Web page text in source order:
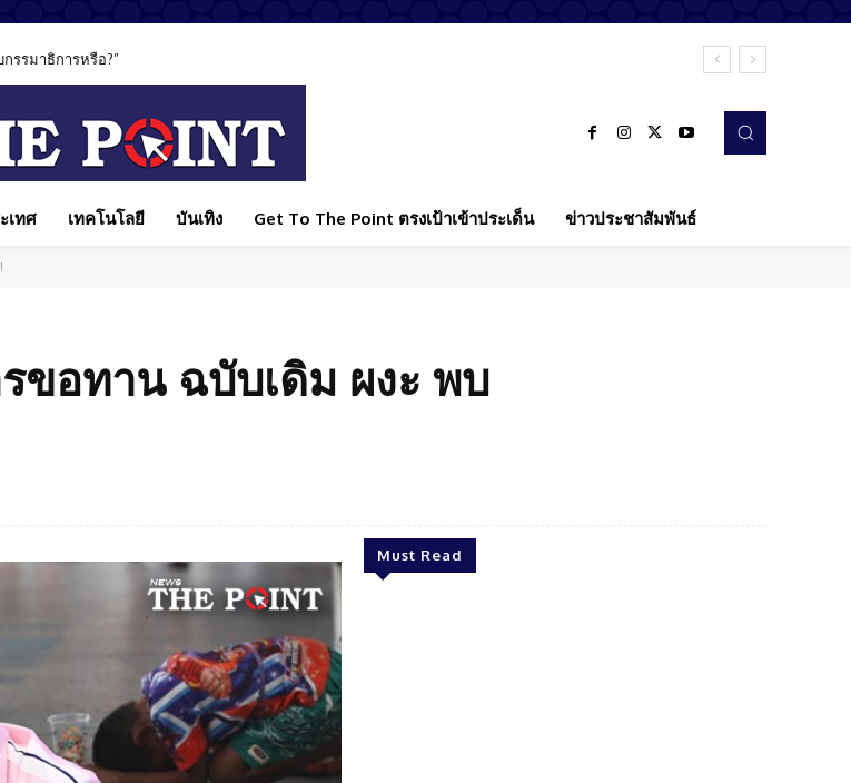
รรมาธิการหรือ?”
เทศ เทคโนโลยี บันเทิง Get To The Point ตรงเป้าเข้าประเด็น ข่าวประชาสัมพันธ์
ขอทาน ฉบับเดิม ผงะ พบ
Must Read